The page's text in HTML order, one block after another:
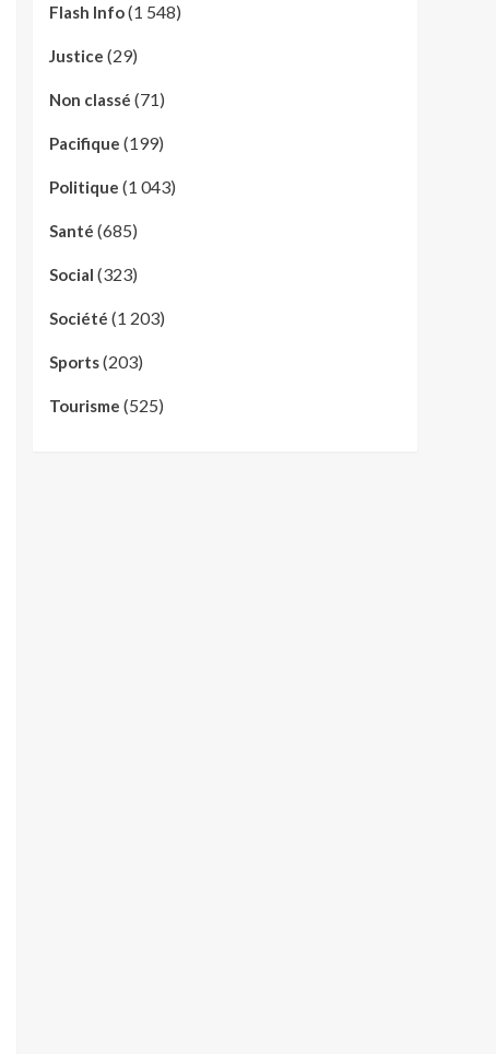
Flash Info(1 548)
Justice (29)
Non classé (71)
Pacifique (199)
Politique (1 043)
Santé (685)
Social (323)
Société (1 203)
Sports(203)
Tourisme (525)